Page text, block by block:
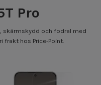
Pro
skärmskydd och fodral med
hos Price-Point.